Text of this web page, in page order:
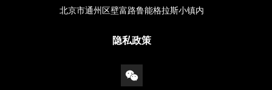
北京市通州区壁富路鲁能格拉斯小镇内
隐私政策